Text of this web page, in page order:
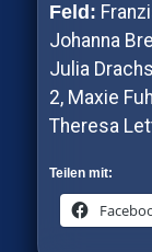
Feld:
Johanna
Julia
2, Maxie
Theresa
Teilen mit: